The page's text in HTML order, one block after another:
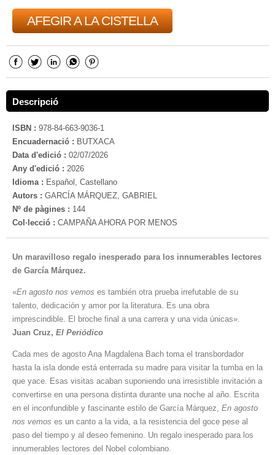
AFEGIR A LA CISTELLA
Descripció
ISBN : 978-84-663-9036-1
Encuadernació : BUTXACA
Data d'edició : 02/07/2026
Any d'edició : 2026
Idioma : Español, Castellano
Autors : GARCÍA MÁRQUEZ, GABRIEL
Nº de pàgines : 144
Col·lecció : CAMPAÑA AHORA POR MENOS
Un maravilloso regalo inesperado para los innumerables lectores
de García Márquez.
«En agosto nos vemos es también otra prueba irrefutable de su
talento, dedicación y amor por la literatura. Es una obra
imprescindible. El broche final a una carrera y una vida únicas».
Juan Cruz, El Periódico
Cada mes de agosto Ana Magdalena Bach toma el transbordador
hasta la isla donde está enterrada su madre para visitar la tumba en la
que yace. Esas visitas acaban suponiendo una irresistible invitación a
convertirse en una persona distinta durante una noche al año. Escrita
en el inconfundible y fascinante estilo de García Márquez, En agosto
nos vemos es un canto a la vida, a la resistencia del goce pese al
paso del tiempo y al deseo femenino. Un regalo inesperado para los
innumerables lectores del Nobel colombiano.